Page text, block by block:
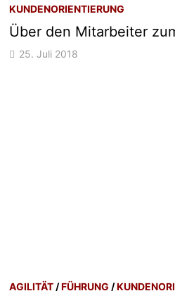
KUNDENORIENTIERUNG
Über den Mitarbeiter
25. Juli 2018
AGILITÄT /FÜHRUNG /